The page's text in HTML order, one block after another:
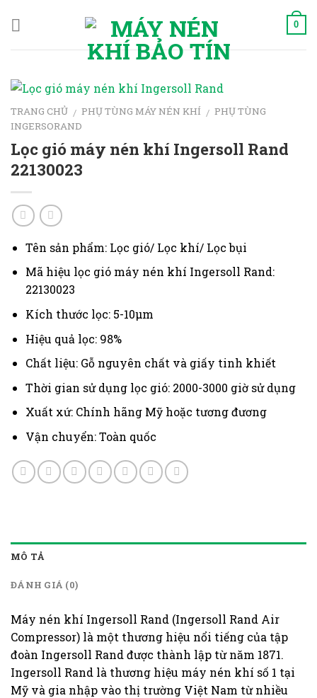
0
TRANG CHỦ / PHỤ TÙNG MÁY NÉN KHÍ / PHỤ TÙNG
INGERSORAND
Lọc gió máy nén khí Ingersoll Rand
22130023
Tên sản phẩm: Lọc gió/ Lọc khí/ Lọc bụi
Mã hiệu lọc gió máy nén khí Ingersoll Rand:
22130023
Kích thước lọc: 5-10μm
Hiệu quả lọc: 98%
Chất liệu: Gỗ nguyên chất và giấy tinh khiết
Thời gian sử dụng lọc gió: 2000-3000 giờ sử dụng
Xuất xứ: Chính hãng Mỹ hoặc tương đương
Vận chuyển: Toàn quốc
MÔ TẢ
ĐÁNH GIÁ (0)
Máy nén khí Ingersoll Rand (Ingersoll Rand Air
Compressor) là một thương hiệu nổi tiếng của tập
đoàn Ingersoll Rand được thành lập từ năm 1871.
Ingersoll Rand là thương hiệu máy nén khí số 1 tại
Mỹ và gia nhập vào thị trường Việt Nam từ nhiều